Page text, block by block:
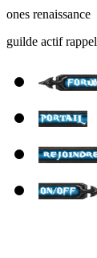
ones renaissance
guilde actif